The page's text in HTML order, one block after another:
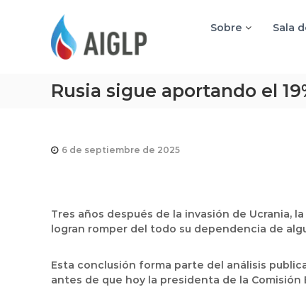
Sobre Sala
Rusia sigue aportando el
6 de septiembre de 2025
Tres años después de la invasión de Ucrania,
logran romper del todo su dependencia de
Esta conclusión forma parte del análisis
antes de que hoy la presidenta de la